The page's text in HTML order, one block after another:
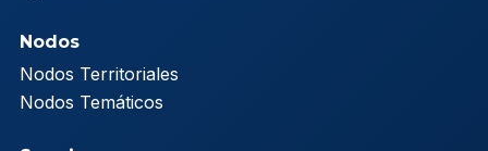
Nodos
Nodos Territoriales
Nodos Temáticos